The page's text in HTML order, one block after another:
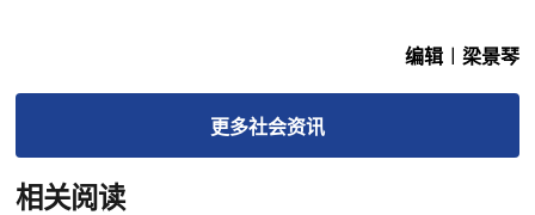
编辑︱梁景琴
更多社会资讯
相关阅读